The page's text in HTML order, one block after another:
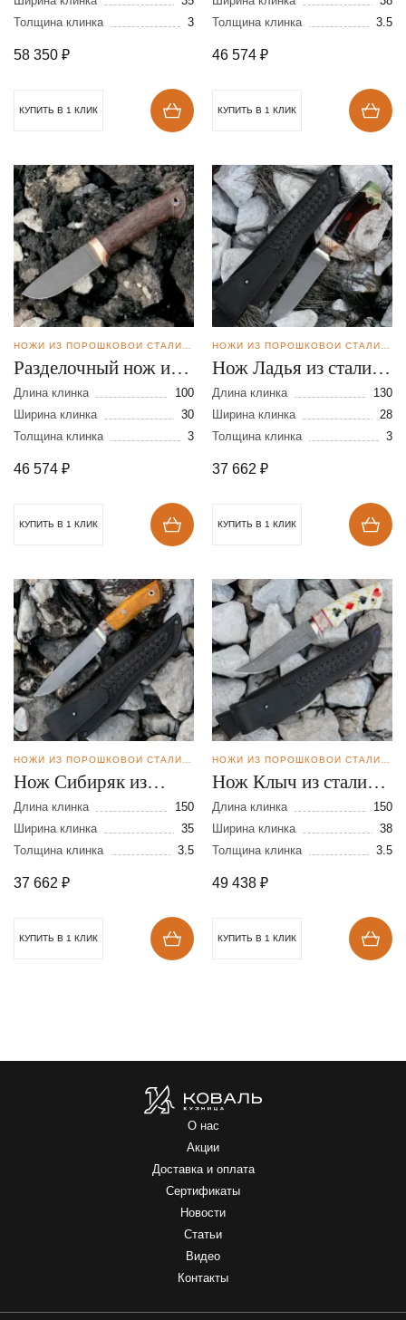
обкладках
Толщина клинка
3
58 350 ₽
КУПИТЬ В 1 КЛИК
Толщина клинка
3.5
46 574 ₽
КУПИТЬ В 1 КЛИК
Разделочный нож из
стали CPM REX 121
Длина клинка
100
Ширина клинка
30
Толщина клинка
3
46 574 ₽
КУПИТЬ В 1 КЛИК
Нож Ладья из стали
CPM REX 121
Длина клинка
130
Ширина клинка
28
Толщина клинка
3
37 662 ₽
КУПИТЬ В 1 КЛИК
Нож Сибиряк из
стали CPM REX 121
Длина клинка
150
Ширина клинка
35
Толщина клинка
3.5
37 662 ₽
КУПИТЬ В 1 КЛИК
Нож Клыч из стали
CPM REX 121
Длина клинка
150
Ширина клинка
38
Толщина клинка
3.5
49 438 ₽
КУПИТЬ В 1 КЛИК
О нас
Акции
Доставка и оплата
Сертификаты
Новости
Статьи
Видео
Контакты